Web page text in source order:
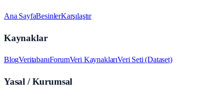
Ana SayfaBesinlerKarşılaştır
Kaynaklar
BlogVeritabanıForumVeri KaynaklarıVeri Seti (Dataset)
Yasal / Kurumsal